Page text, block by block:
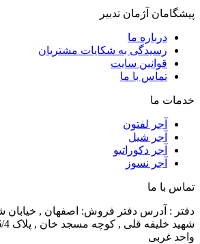
پیشگامان آژمان تدبیر
درباره ما
رسیدگی به شکایات مشتریان
قوانین سایت
تماس با ما
خدمات ما
آجر لفتون
آجر شیل
آجر دکوراتیو
آجر نسوز
تماس با ما
دفتر : آدرس دفتر فروش: اصفهان , خیابان
واحد غربی